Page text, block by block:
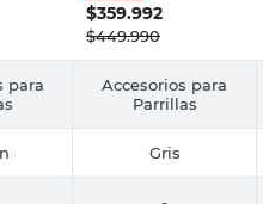
$359.992
$449.990
para
Accesorios para
Parrillas
Gris